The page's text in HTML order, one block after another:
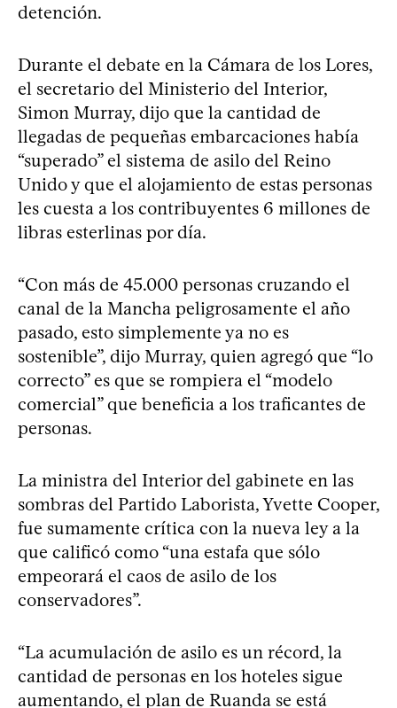
detención.
Durante el debate en la Cámara de los Lores,
el secretario del Ministerio del Interior,
Simon Murray, dijo que la cantidad de
llegadas de pequeñas embarcaciones había
“superado” el sistema de asilo del Reino
Unido y que el alojamiento de estas personas
les cuesta a los contribuyentes 6 millones de
libras esterlinas por día.
“Con más de 45.000 personas cruzando el
canal de la Mancha peligrosamente el año
pasado, esto simplemente ya no es
sostenible”, dijo Murray, quien agregó que “lo
correcto” es que se rompiera el “modelo
comercial” que beneficia a los traficantes de
personas.
La ministra del Interior del gabinete en las
sombras del Partido Laborista, Yvette Cooper,
fue sumamente crítica con la nueva ley a la
que calificó como “una estafa que sólo
empeorará el caos de asilo de los
conservadores”.
“La acumulación de asilo es un récord, la
cantidad de personas en los hoteles sigue
aumentando, el plan de Ruanda se está